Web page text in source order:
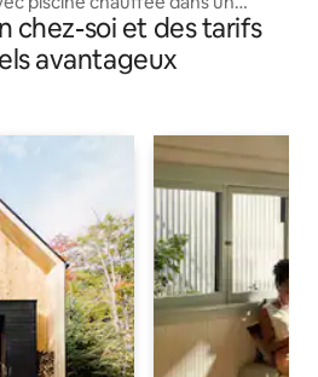
chez-soi et des tarifs
avantageux